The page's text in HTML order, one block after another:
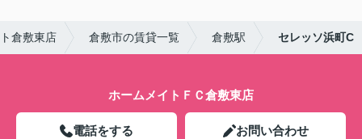
倉敷東店 倉敷市の賃貸一覧 倉敷駅 セレッソ浜町C
ホームメイトＦＣ倉敷東店
電話をする お問い合わせ